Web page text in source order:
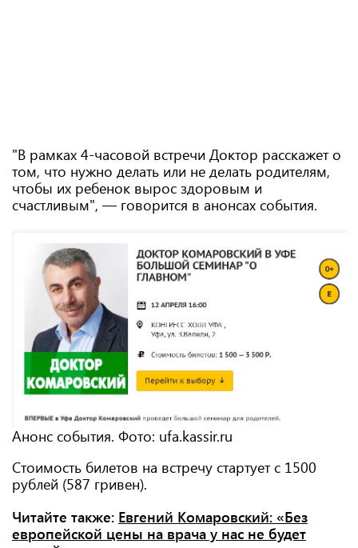
"В рамках 4-часовой встречи Доктор расскажет о
том, что нужно делать или не делать родителям,
чтобы их ребенок вырос здоровым и
счастливым", — говорится в анонсах события.
Анонс события. Фото: ufa.kassir.ru
Стоимость билетов на встречу стартует с 1500
рублей (587 гривен).
Читайте также: Евгений Комаровский: «Без
европейской цены на врача у нас не будет